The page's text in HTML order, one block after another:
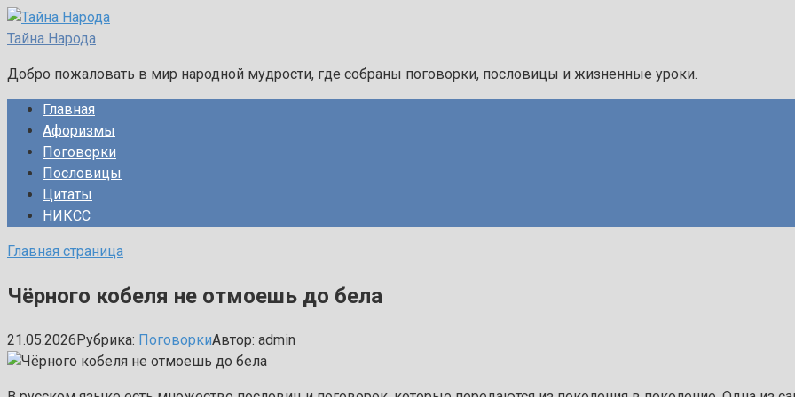
Перейти
к
Тайна Народа
Добро пожаловать в мир народной мудрости, где собраны поговорки, пословицы и жизненные уроки.
Главная
Афоризмы
Поговорки
Пословицы
Цитаты
НИКСС
Главная страница
Чёрного кобеля не отмоешь до бела
21.05.2026Рубрика: ПоговоркиАвтор: admin